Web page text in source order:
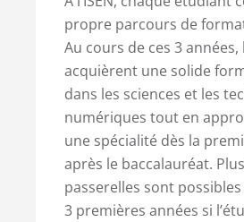
propre parcours de
Au cours de ces 3 années,
acquièrent une solide
dans les sciences et les
numériques tout en
une spécialité dès la
après le baccalauréat.
passerelles sont
3 premières années si